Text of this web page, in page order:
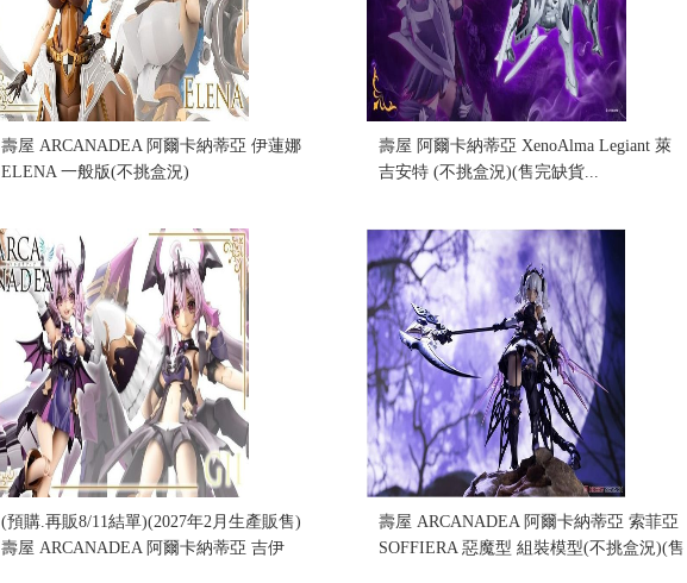
壽屋 ARCANADEA 阿爾卡納蒂亞 伊蓮娜
ELENA 一般版(不挑盒況)
壽屋 阿爾卡納蒂亞 XenoAlma Legiant 萊
吉安特 (不挑盒況)(售完缺貨...
(預購.再販8/11結單)(2027年2月生產販售)
壽屋 ARCANADEA 阿爾卡納蒂亞 吉伊
壽屋 ARCANADEA 阿爾卡納蒂亞 索菲亞
SOFFIERA 惡魔型 組裝模型(不挑盒況)(售